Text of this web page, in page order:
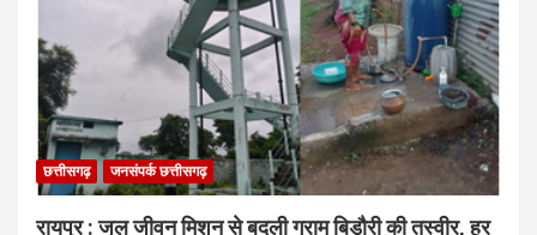
छत्तीसगढ़ जनसंपर्क छत्तीसगढ़
रायपुर : जल जीवन मिशन से बदली ग्राम बिड़ौरी की तस्वीर, हर